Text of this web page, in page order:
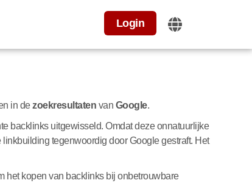
Login
in dezoekresultaten van Google.
backlinks uitgewisseld. Omdat deze onnatuurlijke
tegenwoordig door Google gestraft. Het
het kopen van backlinks bij onbetrouwbare